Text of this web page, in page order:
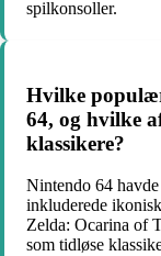
spilkonsoller.
Hvilke
64, og hvilke
klassikere?
Nintendo 64
inkluderede
Zelda: Ocarina of
som tidløse